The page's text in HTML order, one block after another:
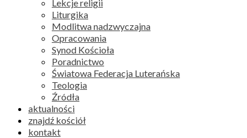
Lekcje religii
Liturgika
Modlitwa nadzwyczajna
Opracowania
Synod Kościoła
Poradnictwo
Światowa Federacja Luterańska
Teologia
Źródła
aktualności
znajdź kościół
kontakt